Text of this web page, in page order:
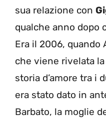
sua relazione con
qualche anno dopo
Era il 2006, quando
che viene rivelata
storia d’amore tra i
era stato dato in
Barbato, la moglie